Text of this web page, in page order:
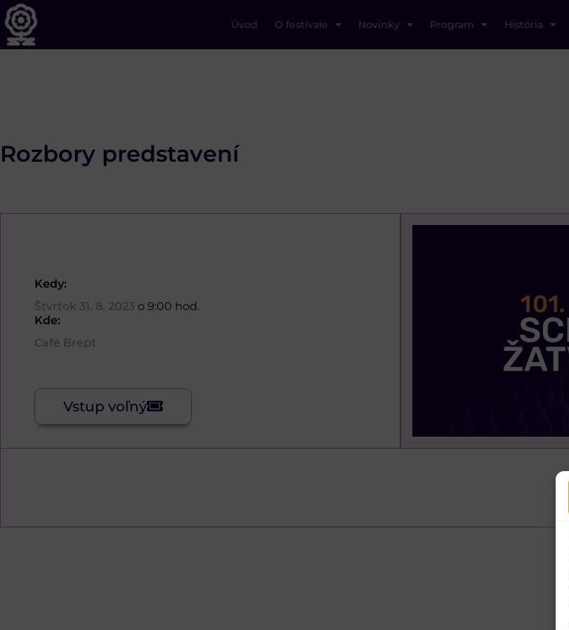
Úvod O festivale Novinky Program História
Rozbory predstavení
Kedy:
Štvrtok 31. 8. 2023 o 9:00 hod.
Kde:
Café Brept
Vstup voľný